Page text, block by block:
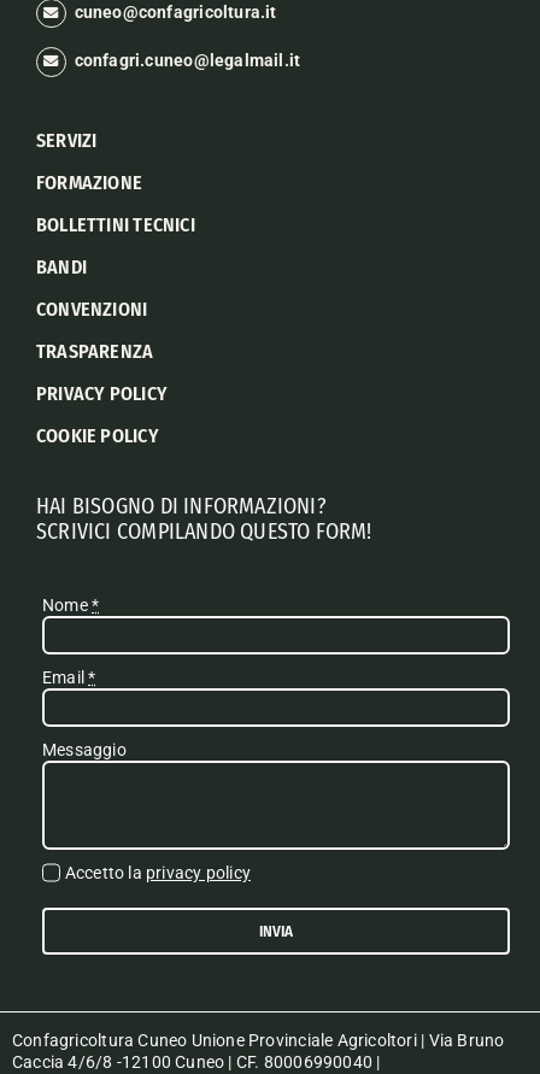
cuneo@confagricoltura.it
confagri.cuneo@legalmail.it
SERVIZI
FORMAZIONE
BOLLETTINI TECNICI
BANDI
CONVENZIONI
TRASPARENZA
PRIVACY POLICY
COOKIE POLICY
HAI BISOGNO DI INFORMAZIONI?
SCRIVICI COMPILANDO QUESTO FORM!
Nome*
Email*
Messaggio
Accetto la privacy policy
INVIA
Confagricoltura Cuneo Unione Provinciale Agricoltori | Via Bruno
Caccia 4/6/8 -12100 Cuneo | CF. 80006990040 |